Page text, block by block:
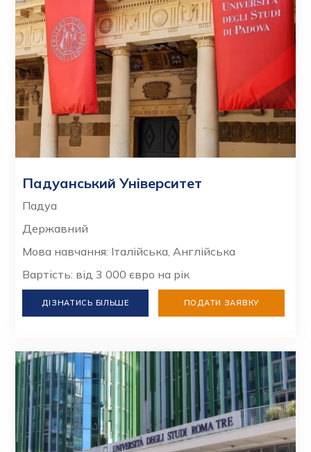
Падуанський Університет
Падуа
Державний
Мова навчання: Італійська, Англійська
Вартість: від 3 000 євро на рік
ДІЗНАТИСЬ БІЛЬШЕ ПОДАТИ ЗАЯВКУ